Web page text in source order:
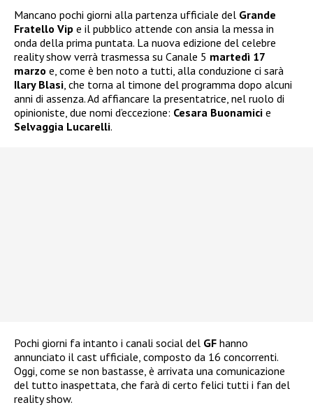
Mancano pochi giorni alla partenza ufficiale del Grande
Fratello Vip e il pubblico attende con ansia la messa in
onda della prima puntata. La nuova edizione del celebre
reality show verrà trasmessa su Canale 5 martedì 17
marzo e, come è ben noto a tutti, alla conduzione ci sarà
Ilary Blasi, che torna al timone del programma dopo alcuni
anni di assenza. Ad affiancare la presentatrice, nel ruolo di
opinioniste, due nomi d’eccezione: Cesara Buonamici e
Selvaggia Lucarelli.
Pochi giorni fa intanto i canali social del GF hanno
annunciato il cast ufficiale, composto da 16 concorrenti.
Oggi, come se non bastasse, è arrivata una comunicazione
del tutto inaspettata, che farà di certo felici tutti i fan del
reality show.